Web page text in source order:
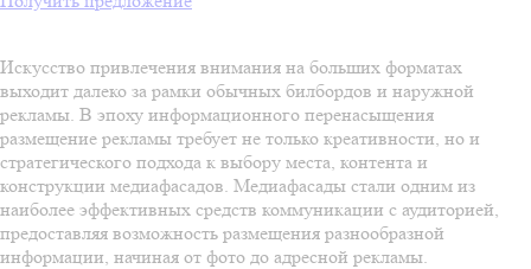
Искусство привлечения внимания на больших форматах
выходит далеко за рамки обычных билбордов и наружной
рекламы. В эпоху информационного перенасыщения
размещение рекламы требует не только креативности, но и
стратегического подхода к выбору места, контента и
конструкции медиафасадов. Медиафасады стали одним из
наиболее эффективных средств коммуникации с аудиторией,
предоставляя возможность размещения разнообразной
информации, начиная от фото до адресной рекламы.